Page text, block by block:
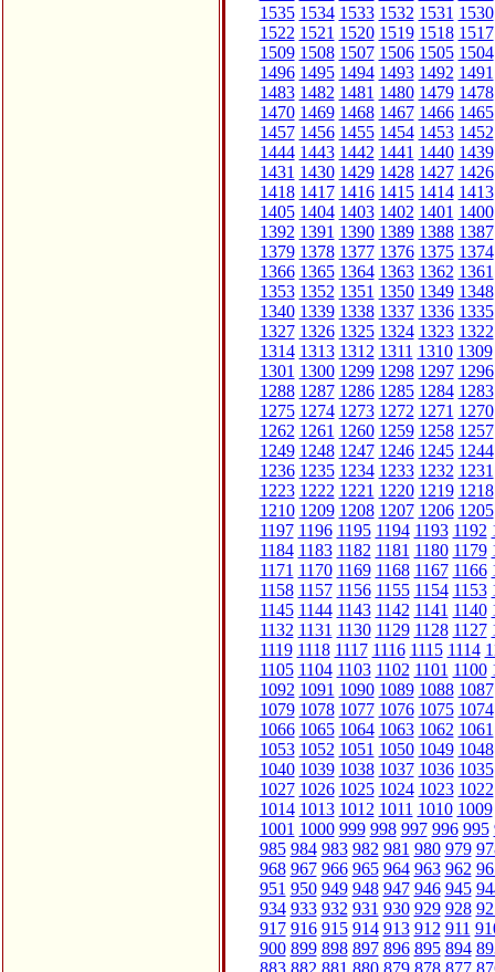
1535 1534 1533 1532 1531 1530
1522 1521 1520 1519 1518 1517
1509 1508 1507 1506 1505 1504
1496 1495 1494 1493 1492 1491
1483 1482 1481 1480 1479 1478
1470 1469 1468 1467 1466 1465
1457 1456 1455 1454 1453 1452
1444 1443 1442 1441 1440 1439
1431 1430 1429 1428 1427 1426
1418 1417 1416 1415 1414 1413
1405 1404 1403 1402 1401 1400
1392 1391 1390 1389 1388 1387
1379 1378 1377 1376 1375 1374
1366 1365 1364 1363 1362 1361
1353 1352 1351 1350 1349 1348
1340 1339 1338 1337 1336 1335
1327 1326 1325 1324 1323 1322
1314 1313 1312 1311 1310 1309
1301 1300 1299 1298 1297 1296
1288 1287 1286 1285 1284 1283
1275 1274 1273 1272 1271 1270
1262 1261 1260 1259 1258 1257
1249 1248 1247 1246 1245 1244
1236 1235 1234 1233 1232 1231
1223 1222 1221 1220 1219 1218
1210 1209 1208 1207 1206 1205
1197 1196 1195 1194 1193 1192
1184 1183 1182 1181 1180 1179
1171 1170 1169 1168 1167 1166
1158 1157 1156 1155 1154 1153
1145 1144 1143 1142 1141 1140
1132 1131 1130 1129 1128 1127
1119 1118 1117 1116 1115 1114
1105 1104 1103 1102 1101 1100
1092 1091 1090 1089 1088 1087
1079 1078 1077 1076 1075 1074
1066 1065 1064 1063 1062 1061
1053 1052 1051 1050 1049 1048
1040 1039 1038 1037 1036 1035
1027 1026 1025 1024 1023 1022
1014 1013 1012 1011 1010 1009
1001 1000 999 998 997 996 995
985 984 983 982 981 980 979
968 967 966 965 964 963 962
951 950 949 948 947 946 945
934 933 932 931 930 929 928
917 916 915 914 913 912 911
900 899 898 897 896 895 894
883 882 881 880 879 878 877